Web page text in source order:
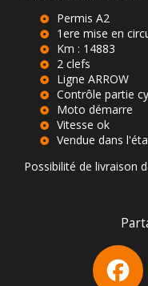
Permis A2
1ere mise en
Km : 14883
2 clefs
Ligne ARROW
Contrôle partie
Moto démarre
Vitesse ok
Vendue dans
Possibilité de livraison